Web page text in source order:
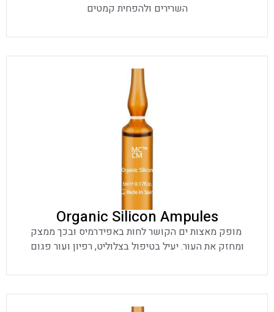
השרירים ולהפחית קמטים
Organic Silicon Ampules
מופק מאצות ים הקושר לחות באפידרמיס ובכך ממצק
ומחזק את העור. יעיל בטיפול בצלוליט, רפיון ועור פגום